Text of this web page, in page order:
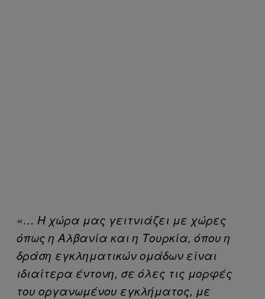
«… Η χώρα μας γειτνιάζει με χώρες
όπως η Αλβανία και η Τουρκία, όπου η
δράση εγκληματικών ομάδων είναι
ιδιαίτερα έντονη, σε όλες τις μορφές
του οργανωμένου εγκλήματος, με